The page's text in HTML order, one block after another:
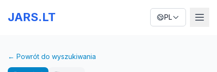
JARS.LT PL
← Powrót do wyszukiwania